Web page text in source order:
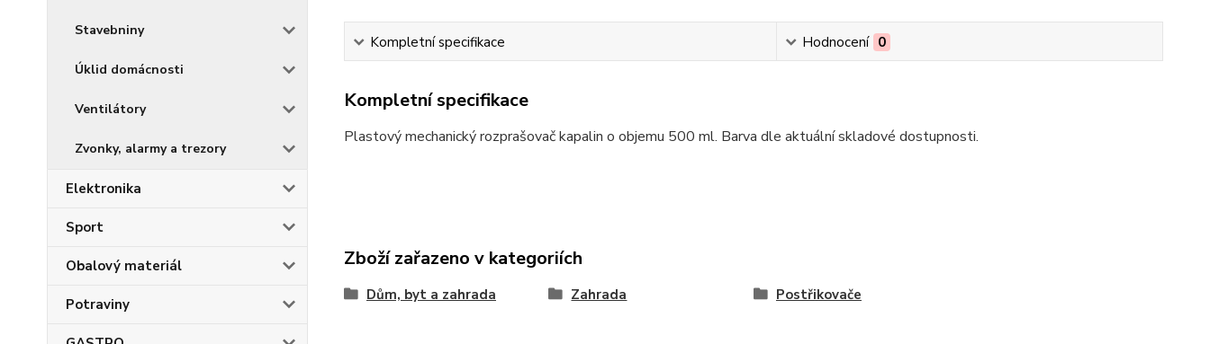
Stavebniny
Úklid domácnosti
Ventilátory
Zvonky, alarmy a trezory
Elektronika
Sport
Obalový materiál
Potraviny
Kompletní specifikace Hodnocení 0
Kompletní specifikace
Plastový mechanický rozprašovač kapalin o objemu 500 ml. Barva dle aktuální skladové dostupnosti.
Zboží zařazeno v kategoriích
Dům, byt a zahrada Zahrada Postřikovače